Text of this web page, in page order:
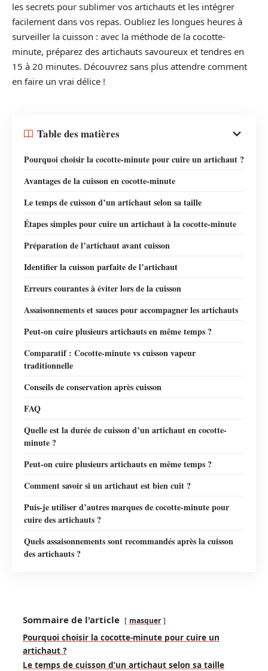
les secrets pour sublimer vos artichauts et les intégrer
facilement dans vos repas. Oubliez les longues heures à
surveiller la cuisson : avec la méthode de la cocotte-
minute, préparez des artichauts savoureux et tendres en
15 à 20 minutes. Découvrez sans plus attendre comment
en faire un vrai délice !
Table des matières
Pourquoi choisir la cocotte-minute pour cuire un artichaut ?
Avantages de la cuisson en cocotte-minute
Le temps de cuisson d’un artichaut selon sa taille
Étapes simples pour cuire un artichaut à la cocotte-minute
Préparation de l’artichaut avant cuisson
Identifier la cuisson parfaite de l’artichaut
Erreurs courantes à éviter lors de la cuisson
Assaisonnements et sauces pour accompagner les artichauts
Peut-on cuire plusieurs artichauts en même temps ?
Comparatif : Cocotte-minute vs cuisson vapeur
traditionnelle
Conseils de conservation après cuisson
FAQ
Quelle est la durée de cuisson d’un artichaut en cocotte-
minute ?
Peut-on cuire plusieurs artichauts en même temps ?
Comment savoir si un artichaut est bien cuit ?
Puis-je utiliser d’autres marques de cocotte-minute pour
cuire des artichauts ?
Quels assaisonnements sont recommandés après la cuisson
des artichauts ?
Sommaire de l'article masquer
Pourquoi choisir la cocotte-minute pour cuire un
artichaut ?
Le temps de cuisson d’un artichaut selon sa taille